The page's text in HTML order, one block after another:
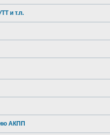
и т.п.
АКПП